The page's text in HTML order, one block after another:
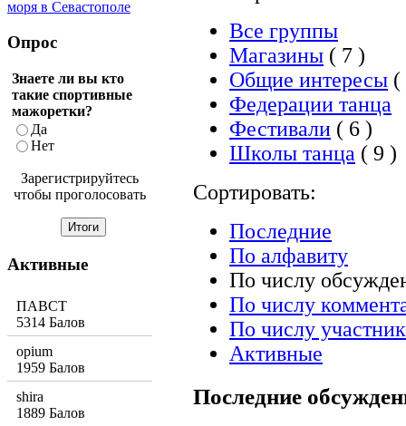
Все группы
Магазины ( 7 )
Общие интересы (
Федерации танца
Фестивали ( 6 )
Школы танца ( 9 )
Сортировать:
Последние
По алфавиту
По числу
По числу
По числу
Активные
Последние
Опрос
Знаете ли вы кто
такие спортивные
мажоретки?
Да
Нет
Зарегистрируйтесь
чтобы проголосовать
Активные
ПАВСТ
5314 Балов
opium
1959 Балов
shira
1889 Балов